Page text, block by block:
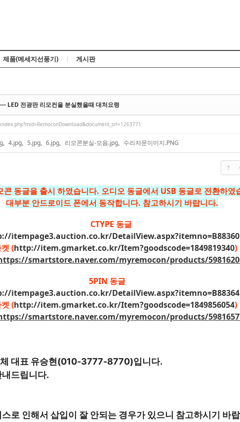
제품(메세지선풍기) 게시판
LED 전광판 리모컨을 분실했을때 대처요령
, 4.jpg, 5.jpg, 6.jpg, 리모콘분실-모음.jpg, 수리자문이미지.PNG
?
콘 동글을 출시 하였습니다. 오디오 동글에서 USB 동글로 전환하였
대부분 안드로이드 폰에서 동작합니다. 참고하시기 바랍니다.
CTYPE 동글
itempage3.auction.co.kr/
(http://item.gmarket.co.kr/Item?goodscode=1849819340)
smartstore.naver.com/myremocon/products/
5PIN 동글
itempage3.auction.co.kr/
(http://item.gmarket.co.kr/Item?goodscode=1849856054)
smartstore.naver.com/myremocon/products/
대표 유승현(010-3777-8770)입니다.
드립니다.
로 인해서 삽입이 잘 안되는 경우가 있으니 참고하시기 바